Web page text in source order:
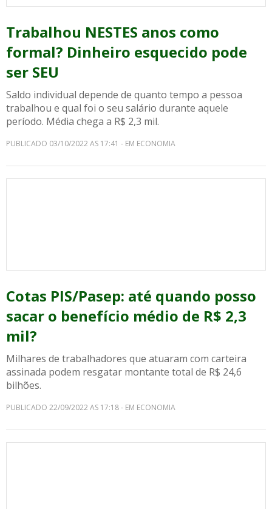
Trabalhou NESTES anos como
formal? Dinheiro esquecido pode
ser SEU
Saldo individual depende de quanto tempo a pessoa
trabalhou e qual foi o seu salário durante aquele
período. Média chega a R$ 2,3 mil.
PUBLICADO 03/10/2022 AS 17:41 - EM ECONOMIA
Cotas PIS/Pasep: até quando posso
sacar o benefício médio de R$ 2,3
mil?
Milhares de trabalhadores que atuaram com carteira
assinada podem resgatar montante total de R$ 24,6
bilhões.
PUBLICADO 22/09/2022 AS 17:18 - EM ECONOMIA